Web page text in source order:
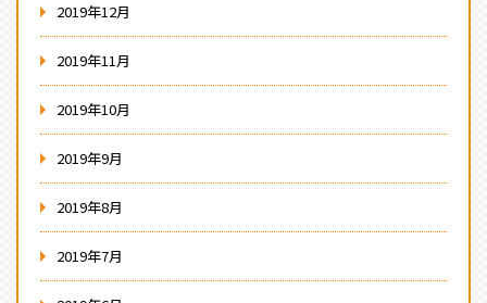
2019年12月
2019年11月
2019年10月
2019年9月
2019年8月
2019年7月